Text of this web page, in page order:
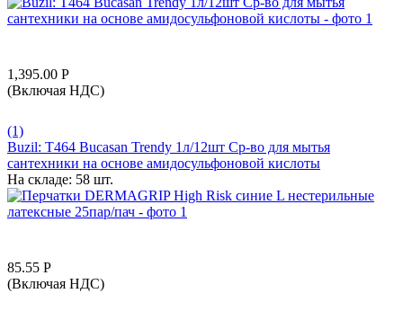
1,395.00 Р
(Включая НДС)
(1)
Buzil: T464 Bucasan Trendy 1л/12шт Ср-во для мытья
сантехники на основе амидосульфоновой кислоты
На складе: 58 шт.
85.55 Р
(Включая НДС)